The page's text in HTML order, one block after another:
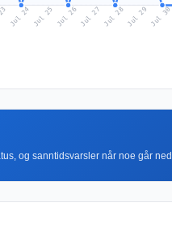
Jul 24 Jul 25 Jul 26Jul 27 Jul 28Jul 29 Jul 30
og sanntidsvarsler når noe går ned.